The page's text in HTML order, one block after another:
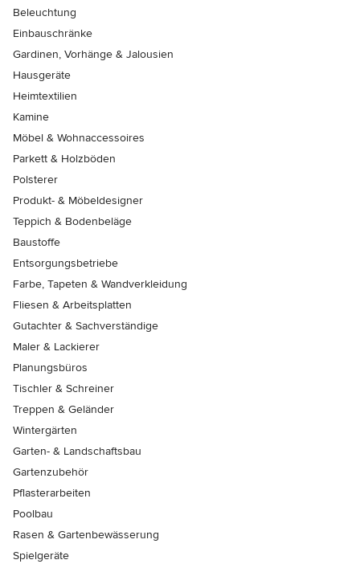
Beleuchtung
Einbauschränke
Gardinen, Vorhänge & Jalousien
Hausgeräte
Heimtextilien
Kamine
Möbel & Wohnaccessoires
Parkett & Holzböden
Polsterer
Produkt- & Möbeldesigner
Teppich & Bodenbeläge
Baustoffe
Entsorgungsbetriebe
Farbe, Tapeten & Wandverkleidung
Fliesen & Arbeitsplatten
Gutachter & Sachverständige
Maler & Lackierer
Planungsbüros
Tischler & Schreiner
Treppen & Geländer
Wintergärten
Garten- & Landschaftsbau
Gartenzubehör
Pflasterarbeiten
Poolbau
Rasen & Gartenbewässerung
Spielgeräte